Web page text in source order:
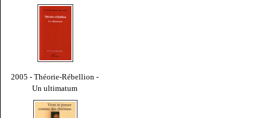
2005 - Théorie-Rébellion -
Un ultimatum